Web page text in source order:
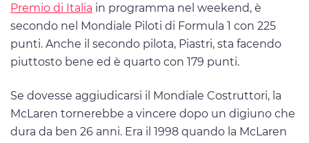
Premio di Italia in programma nel weekend, è
secondo nel Mondiale Piloti di Formula 1 con 225
punti. Anche il secondo pilota, Piastri, sta facendo
piuttosto bene ed è quarto con 179 punti.
Se dovesse aggiudicarsi il Mondiale Costruttori, la
McLaren tornerebbe a vincere dopo un digiuno che
dura da ben 26 anni. Era il 1998 quando la McLaren